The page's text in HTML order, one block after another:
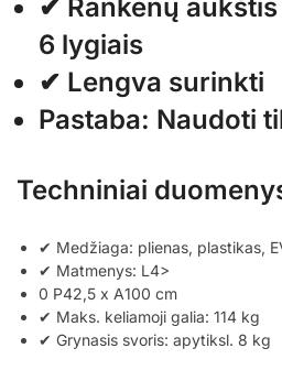
✔ Rankenų
6 lygiais
✔ Lengva surinkti
Pastaba: Naudoti
Techniniai
✔ Medžiaga: plienas, plastikas,
✔ Matmenys: L4>
0 P42,5 x A100 cm
✔ Maks. keliamoji galia: 114 kg
✔ Grynasis svoris: apytiksl. 8 kg